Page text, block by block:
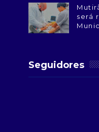
será
Seguidores